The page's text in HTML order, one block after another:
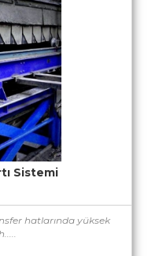
Sistemi
hatlarında yüksek